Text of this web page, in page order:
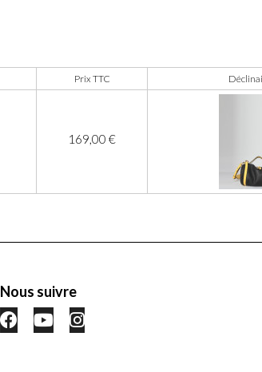
Prix TTC
169,00 €
Nous suivre